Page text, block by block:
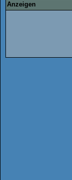
Anzeigen